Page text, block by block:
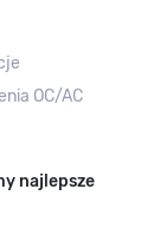
OC/AC
najlepsze